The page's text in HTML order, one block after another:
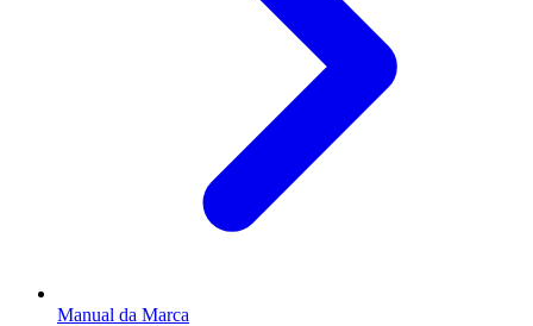
Manual da Marca